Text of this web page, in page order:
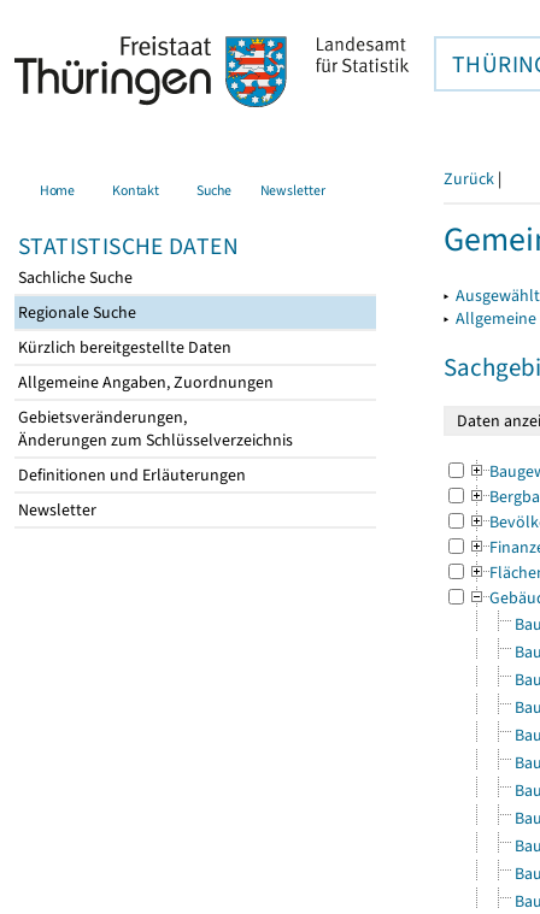
Home Kontakt Suche Newsletter
STATISTISCHE DATEN
Sachliche Suche
Regionale Suche
Kürzlich bereitgestellte Daten
Allgemeine Angaben, Zuordnungen
Gebietsveränderungen,
Änderungen zum Schlüsselverzeichnis
Definitionen und Erläuterungen
Newsletter
Zurück |
▸
▸